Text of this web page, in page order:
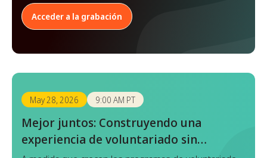
Acceder a la grabación
May 28, 2026 9:00 AM PT
Mejor juntos: Construyendo una
experiencia de voluntariado sin